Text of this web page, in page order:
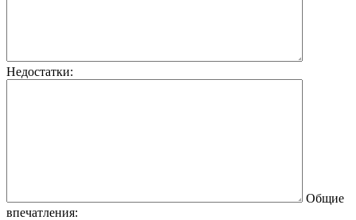
Недостатки:
Общие
впечатления: